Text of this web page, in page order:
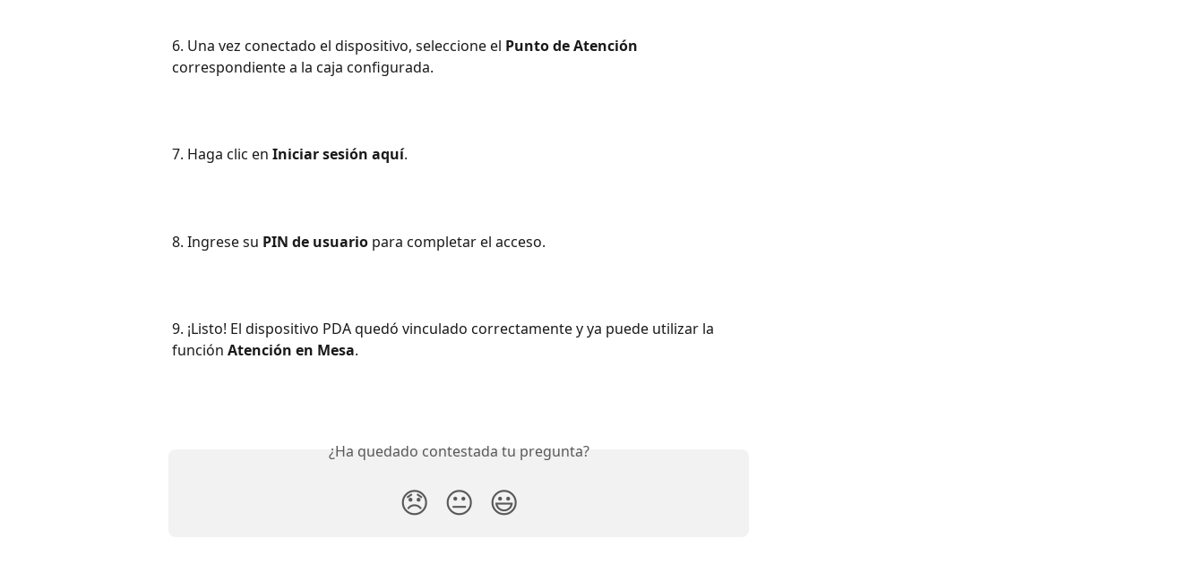
6. Una vez conectado el dispositivo, seleccione el Punto de Atención
correspondiente a la caja configurada.
7. Haga clic en Iniciar sesión aquí.
8. Ingrese su PIN de usuario para completar el acceso.
9. ¡Listo! El dispositivo PDA quedó vinculado correctamente y ya puede utilizar la
función Atención en Mesa.
¿Ha quedado contestada tu pregunta?
😞 😐 😃